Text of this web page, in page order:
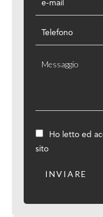
Ho letto ed
sito
INVIARE